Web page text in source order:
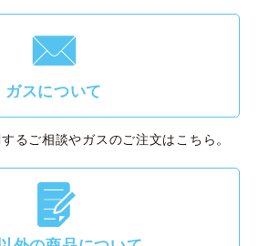
F
ガスについて
るご相談やガスのご注文はこちら。
G